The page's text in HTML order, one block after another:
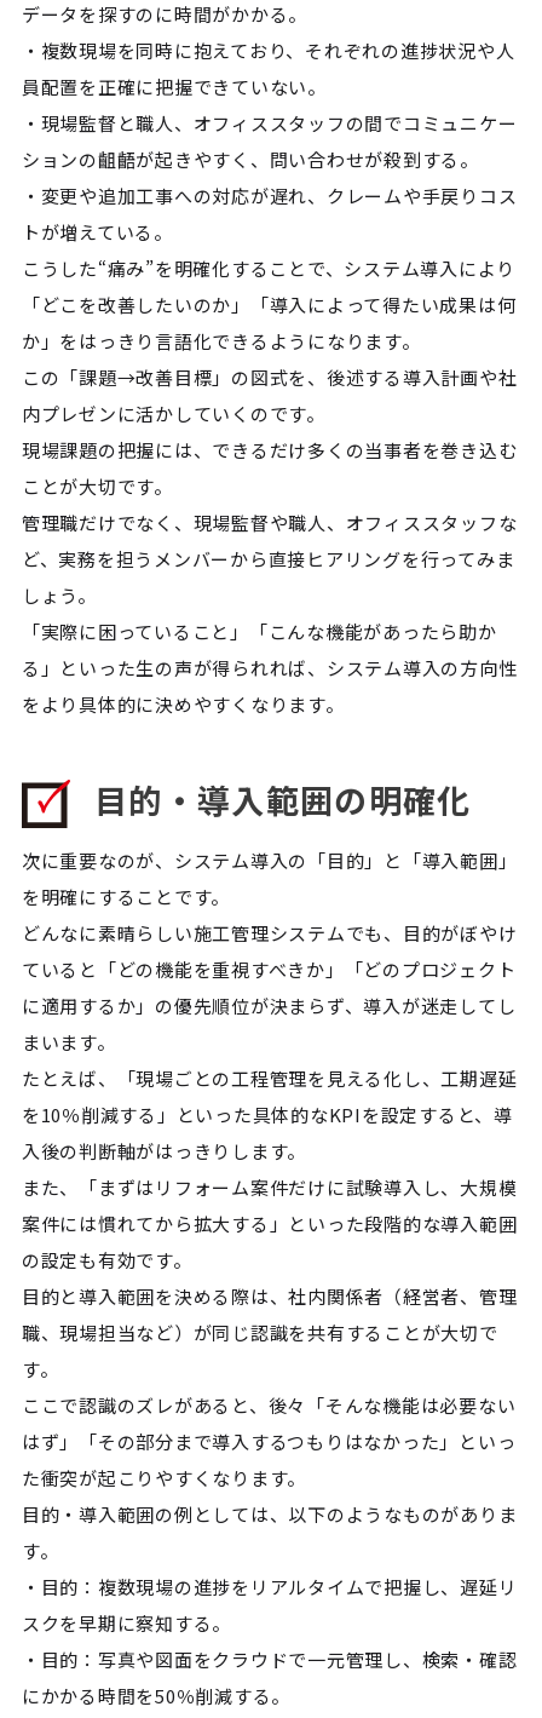
データを探すのに時間がかかる。
・複数現場を同時に抱えており、それぞれの進捗状況や人
員配置を正確に把握できていない。
・現場監督と職人、オフィススタッフの間でコミュニケー
ションの齟齬が起きやすく、問い合わせが殺到する。
・変更や追加工事への対応が遅れ、クレームや手戻りコス
トが増えている。
こうした“痛み”を明確化することで、システム導入により
「どこを改善したいのか」「導入によって得たい成果は何
か」をはっきり言語化できるようになります。
この「課題→改善目標」の図式を、後述する導入計画や社
内プレゼンに活かしていくのです。
現場課題の把握には、できるだけ多くの当事者を巻き込む
ことが大切です。
管理職だけでなく、現場監督や職人、オフィススタッフな
ど、実務を担うメンバーから直接ヒアリングを行ってみま
しょう。
「実際に困っていること」「こんな機能があったら助か
る」といった生の声が得られれば、システム導入の方向性
をより具体的に決めやすくなります。
目的・導入範囲の明確化
次に重要なのが、システム導入の「目的」と「導入範囲」
を明確にすることです。
どんなに素晴らしい施工管理システムでも、目的がぼやけ
ていると「どの機能を重視すべきか」「どのプロジェクト
に適用するか」の優先順位が決まらず、導入が迷走してし
まいます。
たとえば、「現場ごとの工程管理を見える化し、工期遅延
を10％削減する」といった具体的なKPIを設定すると、導
入後の判断軸がはっきりします。
また、「まずはリフォーム案件だけに試験導入し、大規模
案件には慣れてから拡大する」といった段階的な導入範囲
の設定も有効です。
目的と導入範囲を決める際は、社内関係者（経営者、管理
職、現場担当など）が同じ認識を共有することが大切で
す。
ここで認識のズレがあると、後々「そんな機能は必要ない
はず」「その部分まで導入するつもりはなかった」といっ
た衝突が起こりやすくなります。
目的・導入範囲の例としては、以下のようなものがありま
す。
・目的：複数現場の進捗をリアルタイムで把握し、遅延リ
スクを早期に察知する。
・目的：写真や図面をクラウドで一元管理し、検索・確認
にかかる時間を50％削減する。